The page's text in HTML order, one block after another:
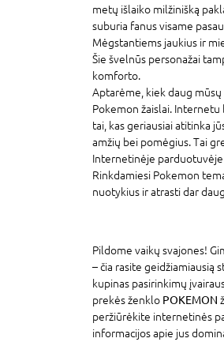
metų išlaiko milžinišką
suburia fanus visame
Mėgstantiems jaukius ir
Šie švelnūs personažai
komforto.
Aptarėme, kiek daug
Pokemon žaislai.
tai, kas geriausiai atitinka
amžių bei pomėgius. Tai
Internetinėje
Rinkdamiesi Pokemon
nuotykius ir atrasti dar
Pildome vaikų svajones!
– čia rasite geidžiamiausią
kupinas pasirinkimų
prekės ženklo POKEMON
peržiūrėkite internetinės
informacijos apie jus